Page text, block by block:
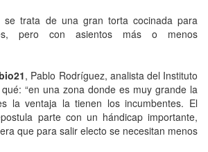
se trata de una gran torta cocinada para
pero con asientos más o menos
, Pablo Rodríguez, analista del Instituto
“en una zona donde es muy grande la
la ventaja la tienen los incumbentes. El
parte con un hándicap importante,
que para salir electo se necesitan menos